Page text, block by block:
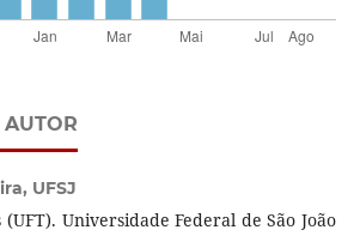
AUTOR
UFSJ
Universidade Federal de São João